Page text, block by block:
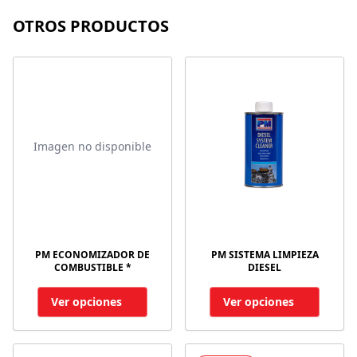
OTROS PRODUCTOS
Imagen no disponible
PM ECONOMIZADOR DE
COMBUSTIBLE *
Ver opciones
PM SISTEMA LIMPIEZA
DIESEL
Ver opciones